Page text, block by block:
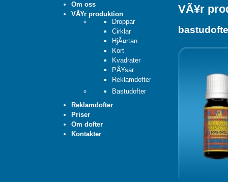
Om oss
VÃ¥r produktion
Droppar
Cirklar
HjÃ¤rtan
Kort
Kvadrater
PÃ¥sar
Reklamdofter
Bastudofter
Reklamdofter
Priser
Om dofter
Kontakter
VÃ¥r